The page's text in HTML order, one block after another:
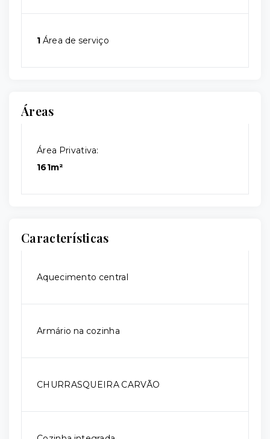
1 Área de serviço
Áreas
Área Privativa:
161m²
Características
Aquecimento central
Armário na cozinha
CHURRASQUEIRA CARVÃO